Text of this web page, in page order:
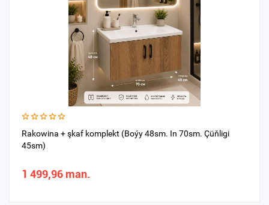
Rakowina + şkaf komplekt (Boýy 48sm. In 70sm. Çüňligi
45sm)
1 499,96 man.